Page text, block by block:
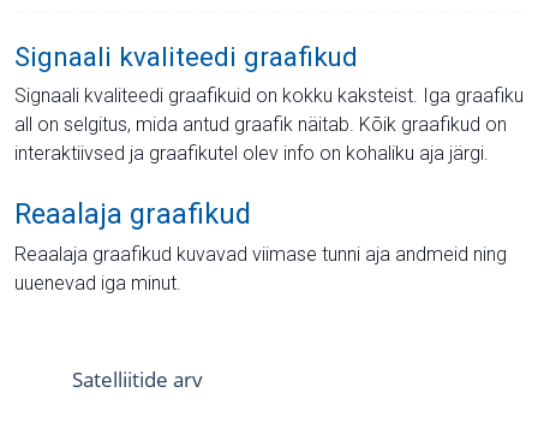
Signaali kvaliteedi graafikud
Signaali kvaliteedi graafikuid on kokku kaksteist. Iga graafiku
all on selgitus, mida antud graafik näitab. Kõik graafikud on
interaktiivsed ja graafikutel olev info on kohaliku aja järgi.
Reaalaja graafikud
Reaalaja graafikud kuvavad viimase tunni aja andmeid ning
uuenevad iga minut.